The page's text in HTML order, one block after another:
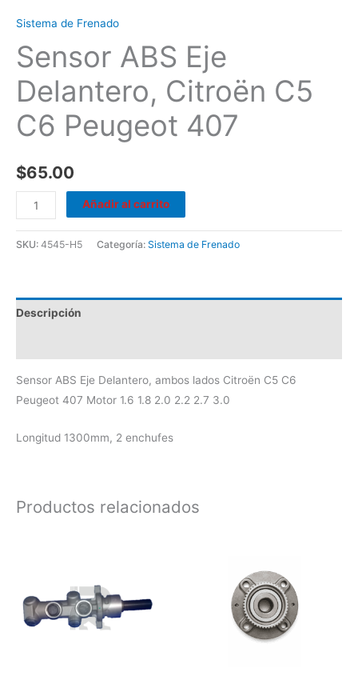
Sistema de Frenado
Sensor ABS Eje
Delantero, Citroën C5
C6 Peugeot 407
$65.00
Añadir al carrito
SKU: 4545-H5 Categoría: Sistema de Frenado
Descripción
Sensor ABS Eje Delantero, ambos lados Citroën C5 C6
Peugeot 407 Motor 1.6 1.8 2.0 2.2 2.7 3.0
Longitud 1300mm, 2 enchufes
Productos relacionados